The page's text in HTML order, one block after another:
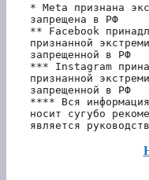
* Meta признана
запрещена в РФ
** Facebook
признанной
запрещенной в РФ
*** Instagram
признанной
запрещенной в РФ
**** Вся
носит сугубо
является